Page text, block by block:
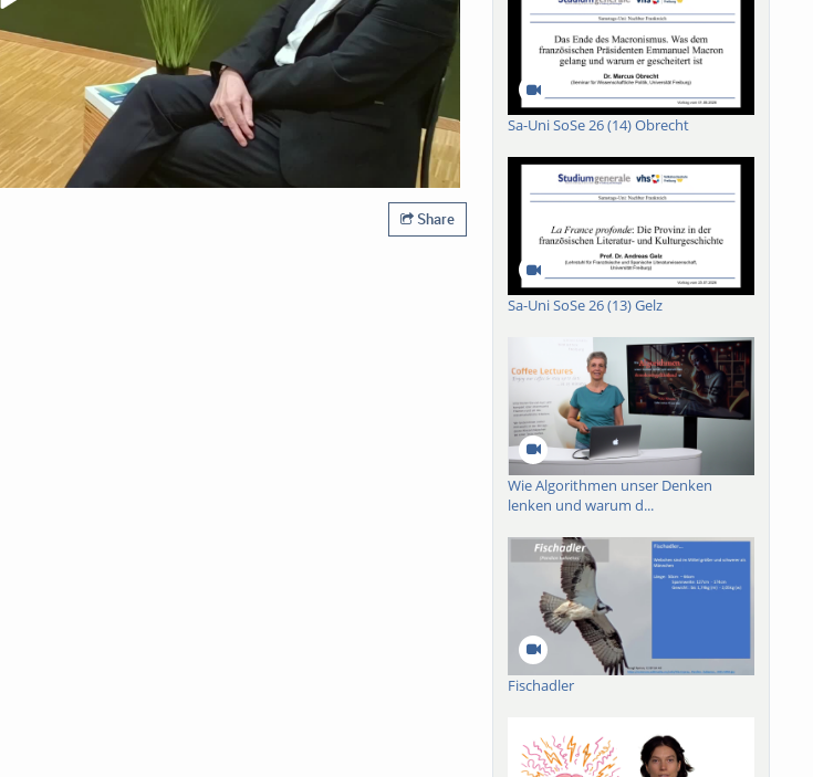
Share
Sa-Uni SoSe 26 (14) Obrecht
Sa-Uni SoSe 26 (13) Gelz
Wie Algorithmen unser Denken
lenken und warum d...
Fischadler